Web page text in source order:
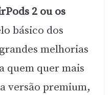
2 ou os
básico dos
melhorias
quem quer mais
versão premium,